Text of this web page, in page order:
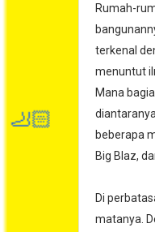
Rumah-
terkenal
menuntut
Mana
beberapa
Big Blaz,
Di
matanya.